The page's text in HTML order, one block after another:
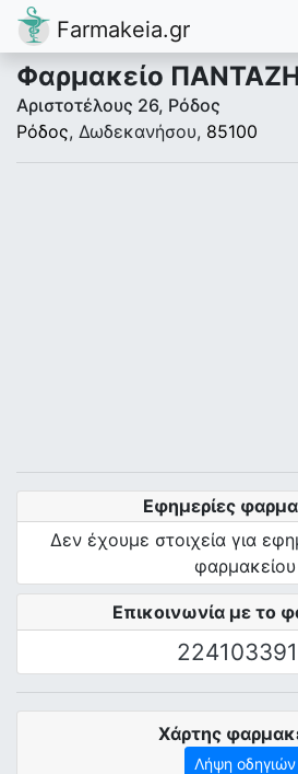
Farmakeia.gr
Φαρμακείο
Αριστοτέλους 26, Ρόδος
Ρόδος, Δωδεκανήσου, 85100
Επικοινωνία με το
Εφημερίες
Δεν έχουμε στοιχεία για
φαρμακείου
Χάρτης
Λήψη οδηγιών